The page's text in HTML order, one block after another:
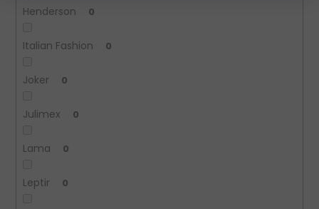
Henderson 0
Italian Fashion 0
Joker 0
Julimex 0
Lama 0
Leptir 0